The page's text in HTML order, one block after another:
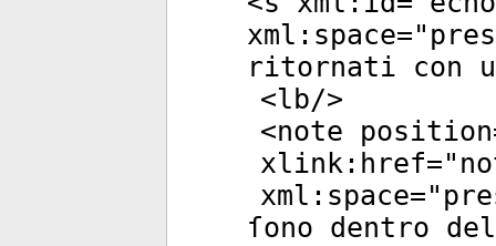
xml:space="
ritornati con
<lb/>
<note position
xlink:href="
xml:space="
ſono dentro